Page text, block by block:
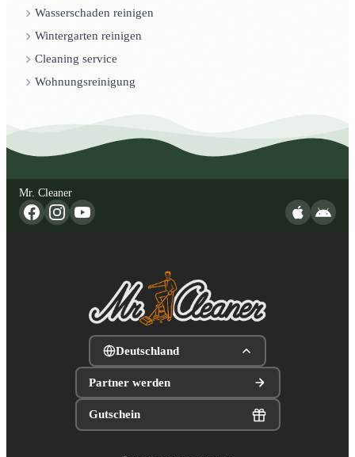
Wasserschaden reinigen
Wintergarten reinigen
Cleaning service
Wohnungsreinigung
Mr. Cleaner
Deutschland
Partner werden
Gutschein